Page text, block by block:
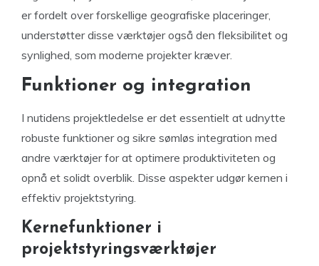
er fordelt over forskellige geografiske placeringer,
understøtter disse værktøjer også den fleksibilitet og
synlighed, som moderne projekter kræver.
Funktioner og integration
I nutidens projektledelse er det essentielt at udnytte
robuste funktioner og sikre sømløs integration med
andre værktøjer for at optimere produktiviteten og
opnå et solidt overblik. Disse aspekter udgør kernen i
effektiv projektstyring.
Kernefunktioner i
projektstyringsværktøjer